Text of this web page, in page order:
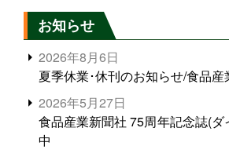
お知らせ
2026年8月6日
夏季休業･休刊のお知らせ/食品産
2026年5月27日
食品産業新聞社 75周年記念誌(
中